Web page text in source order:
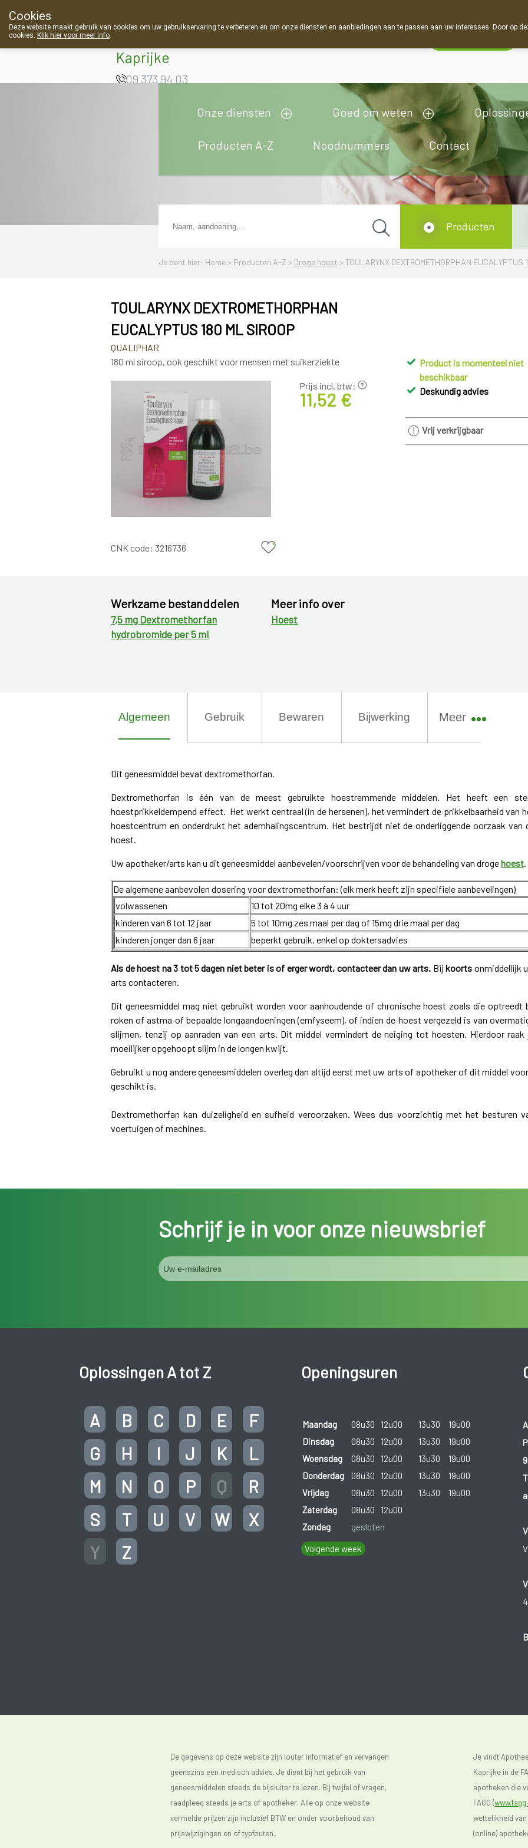
Apotheek Van
Kaprijke
09 373 94 03
Onze diensten Goed om weten
Producten A-Z Noodnummers Contact
Je bent hier: Home > Producten A-Z > Droge hoest >TOULARYNX DEXTROMETHORPHAN EUCALYPTUS
Producten
TOULARYNX DEXTROMETHORPHAN
EUCALYPTUS 180 ML SIROOP
QUALIPHAR
180 ml siroop, ook geschikt voor mensen met suikerziekte
Prijs incl. btw:
11,52 €
CNK code:3216736
Product is momenteel niet
beschikbaar
Deskundig advies
Vrij verkrijgbaar
Werkzame bestanddelen
7,5 mg Dextromethorfan
hydrobromide per 5 ml
Meer info over
Hoest
Algemeen Gebruik Bewaren Bijwerking Meer
Dit geneesmiddel bevat dextromethorfan.
Dextromethorfan is één van de meest gebruikte hoestremmende middelen. Het heeft een
hoestprikkeldempend effect. Het werkt centraal (in de hersenen), het vermindert de prikkelbaarheid van
hoestcentrum en onderdrukt het ademhalingscentrum. Het bestrijdt niet de onderliggende oorzaak van
hoest.
Uw apotheker/arts kan u dit geneesmiddel aanbevelen/voorschrijven voor de behandeling van drogehoest
De algemene aanbevolen dosering voor dextromethorfan: (elk merk heeft zijn specifiele aanbevelingen)
volwassenen
10 tot 20mg elke 3 à 4 uur
kinderen van 6 tot 12 jaar
5 tot 10mg zes maal per dag of 15mg drie maal per dag
kinderen jonger dan 6 jaar
beperkt gebruik, enkel op doktersadvies
Als de hoest na 3 tot 5 dagen niet beter is of erger wordt, contacteer dan uw arts. Bijkoorts onmiddellijk
arts contacteren.
Dit geneesmiddel mag niet gebruikt worden voor aanhoudende of chronische hoest zoals die optreedt
roken of astma of bepaalde longaandoeningen (emfyseem), of indien de hoest vergezeld is van
slijmen, tenzij op aanraden van een arts. Dit middel vermindert de neiging tot hoesten. Hierdoor raak
moeilijker opgehoopt slijm in de longen kwijt.
Gebruikt u nog andere geneesmiddelen overleg dan altijd eerst met uw arts of apotheker of dit middel
geschikt is.
Dextromethorfan kan duizeligheid en sufheid veroorzaken. Wees dus voorzichtig met het besturen
voertuigen of machines.
Schrijf je in voor onze nieuwsbrief
Oplossingen A tot Z
A B C D E
F
G
H I J K
L
M
N O P Q
R
S
T U V W
X
Y
Z
Openingsuren
Maandag 08u30 12u00 13u30
19u00
Dinsdag
08u30 12u00 13u30
19u00
Woensdag
08u30 12u00 13u30
19u00
Donderdag
08u30 12u00 13u30
19u00
Vrijdag
08u30 12u00 13u30
19u00
Zaterdag
08u30
12u00
Zondag
gesloten
Volgende week
De gegevens op deze website zijn louter informatief en vervangen
geenszins een medisch advies. Je dient bij het gebruik van
geneesmiddelen steeds de bijsluiter te lezen. Bij twijfel of vragen,
raadpleeg steeds je arts of apotheker. Alle op onze website
vermelde prijzen zijn inclusief BTW en onder voorbehoud van
prijswijzigingen en of typfouten.
Je vindt
Kaprijke in de
apotheken die
FAGG (
wettelikheid
(online)
Cookies
Deze website maakt gebruik van cookies om uw gebruikservaring te verbeteren en om onze diensten en aanbiedingen aan te passen aan uw interesses. Door op
cookies. Klik hier voor meer info.